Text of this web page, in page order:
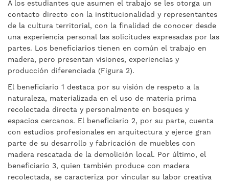
A los estudiantes que asumen el trabajo se les otorga un
contacto directo con la institucionalidad y representantes
de la cultura territorial, con la finalidad de conocer desde
una experiencia personal las solicitudes expresadas por las
partes. Los beneficiarios tienen en común el trabajo en
madera, pero presentan visiones, experiencias y
producción diferenciada (Figura 2).
El beneficiario 1 destaca por su visión de respeto a la
naturaleza, materializada en el uso de materia prima
recolectada directa y personalmente en bosques y
espacios cercanos. El beneficiario 2, por su parte, cuenta
con estudios profesionales en arquitectura y ejerce gran
parte de su desarrollo y fabricación de muebles con
madera rescatada de la demolición local. Por último, el
beneficiario 3, quien también produce con madera
recolectada, se caracteriza por vincular su labor creativa